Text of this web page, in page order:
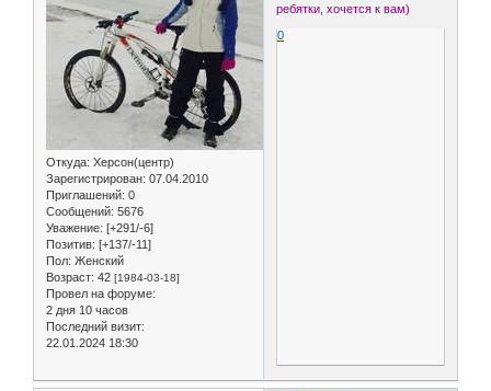
Откуда: Херсон(центр)
Зарегистрирован: 07.04.2010
Приглашений: 0
Сообщений: 5676
Уважение: [+291/-6]
Позитив: [+137/-11]
Пол: Женский
Возраст: 42 [1984-03-18]
Провел на форуме:
2 дня 10 часов
Последний визит:
22.01.2024 18:30
ребятки, хочется к вам)
0